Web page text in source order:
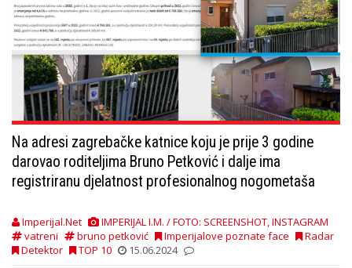
Na adresi zagrebačke katnice koju je prije 3 godine
darovao roditeljima Bruno Petković i dalje ima
registriranu djelatnost profesionalnog nogometaša
Imperijal.Net
IMPERIJAL I.M. / FOTO: SCREENSHOT, INSTAGRAM
vatreni
bruno petković Imperijalove poznate face
Radar
Detektor
TOP 10 15.06.2024